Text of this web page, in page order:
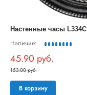
Настенные часы L334C
Наличие:
45.90 руб.
153.00 руб.
В корзину